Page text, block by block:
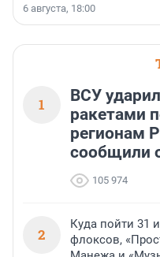
6 августа, 18:00
1
ВСУ
ракетами
регионам
сообщили
105 974
2
Куда пойти 31
флоксов,